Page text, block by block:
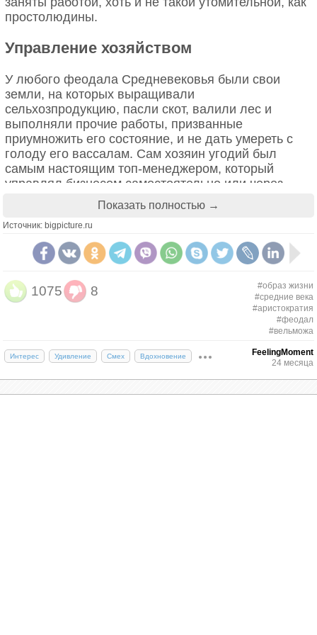
под названием Vox in Rama. В нем говорилось о
поклонниках Люцифера и их ритуалах. Бурная
ходе которого те целовали под хвост черного кота.
самого Князя Тьмы, который представал в виде
гибрида кота и человека.
Впечатленные творчеством папы христиане тут же
принялись топить, вешать и жечь кошек, причем
под горячую руку попадали не только черные
экземпляры, а все, до которых можно было
дотянуться. Еще интенсивнее начали бороться с
этими животными с появлением инквизиции. В
упоминания, что ведьму сожгли или утопили
вместе с ее кошкой.
простолюдины.
Управление хозяйством
У любого феодала Средневековья были свои
земли, на которых выращивали
сельхозпродукцию, пасли скот, валили лес и
выполняли прочие работы, призванные
приумножить его состояние, и не дать умереть с
голоду его вассалам. Сам хозяин угодий был
самым настоящим топ-менеджером, который
управлял бизнесом самостоятельно или через
своих помощников.Показать полностью →
Источник: bigpicture.ru
1075 8
#образ жизни
#средние века
#аристократия
#феодал
#вельможа
Интерес Удивление Смех Вдохновение
FeelingMoment
24 месяца